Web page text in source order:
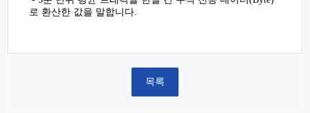
로 환산한 값을 말합니다.
목록